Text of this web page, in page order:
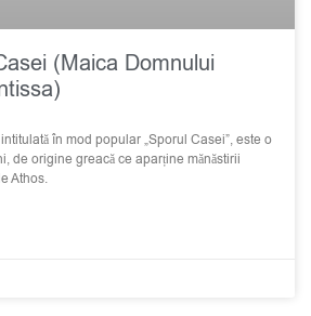
(Maica Domnului
în mod popular „Sporul Casei”, este o
de origine greacă ce aparține mănăstirii
Athos.